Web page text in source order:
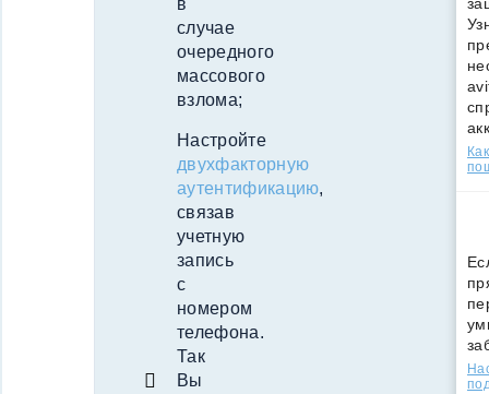
в
случае
очередного
массового
взлома;
Настройте
двухфакторную
аутентификацию,
связав
учетную
запись
с
номером
телефона.
Так
Вы